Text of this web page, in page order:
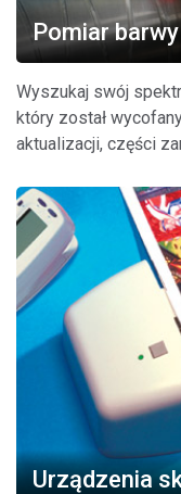
Pomiar
Wyszukaj swój
który został
aktualizacji, części
Urządzenia